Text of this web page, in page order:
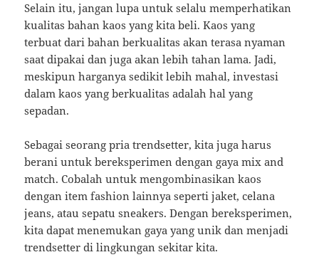
Selain itu, jangan lupa untuk selalu memperhatikan
kualitas bahan kaos yang kita beli. Kaos yang
terbuat dari bahan berkualitas akan terasa nyaman
saat dipakai dan juga akan lebih tahan lama. Jadi,
meskipun harganya sedikit lebih mahal, investasi
dalam kaos yang berkualitas adalah hal yang
sepadan.
Sebagai seorang pria trendsetter, kita juga harus
berani untuk bereksperimen dengan gaya mix and
match. Cobalah untuk mengombinasikan kaos
dengan item fashion lainnya seperti jaket, celana
jeans, atau sepatu sneakers. Dengan bereksperimen,
kita dapat menemukan gaya yang unik dan menjadi
trendsetter di lingkungan sekitar kita.